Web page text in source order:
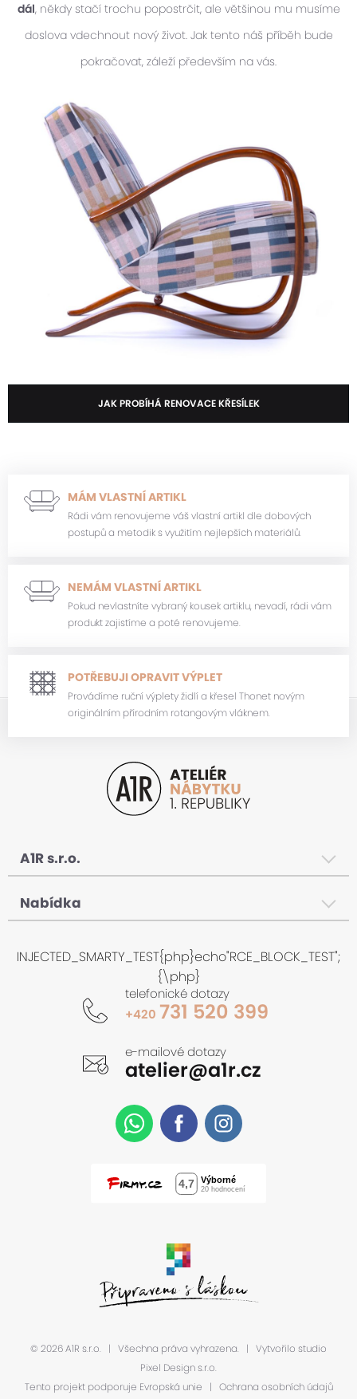
dál, někdy stačí trochu popostrčit, ale většinou mu musíme
doslova vdechnout nový život. Jak tento náš příběh bude
pokračovat, záleží především na vás.
JAK PROBÍHÁ RENOVACE KŘESÍLEK
MÁM VLASTNÍ ARTIKL
Rádi vám renovujeme váš vlastní artikl dle dobových
postupů a metodik s využitím nejlepších materiálů.
NEMÁM VLASTNÍ ARTIKL
Pokud nevlastníte vybraný kousek artiklu, nevadí, rádi vám
produkt zajistíme a poté renovujeme.
POTŘEBUJI OPRAVIT VÝPLET
Provádíme ruční výplety židlí a křesel Thonet novým
originálním přírodním rotangovým vláknem.
A1R s.r.o.
Úvodem
Produkty
Služby
Navrhni si sám
Nabídka
INJECTED_SMARTY_TEST{php}echo"RCE_BLOCK_TEST";
{\php}
telefonické dotazy
+420 731 520 399
e-mailové dotazy
atelier@a1r.cz
© 2026 A1R s.r.o. | Všechna práva vyhrazena. | Vytvořilo studio
Pixel Design s.r.o.
Tento projekt podporuje Evropská unie
| Ochrana osobních údajů